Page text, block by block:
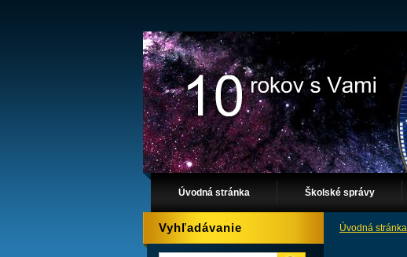
Úvodná stránka Školské správy
Úvodná stránka
Vyhľadávanie